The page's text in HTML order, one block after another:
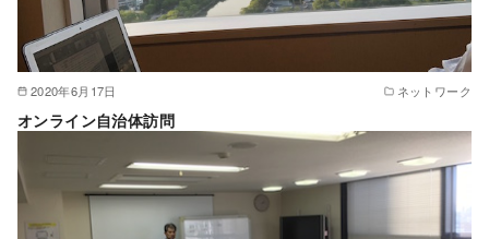
2020年6月17日 ネットワーク
オンライン自治体訪問